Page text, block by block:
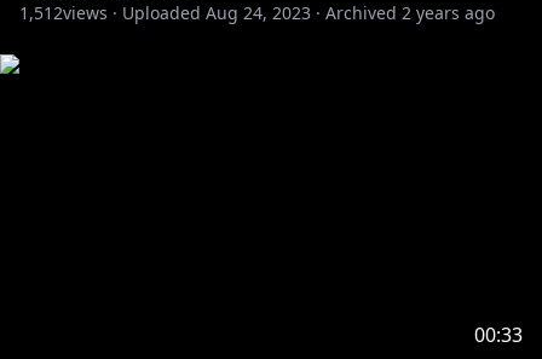
1,512views · Uploaded Aug 24, 2023 · Archived 2 years ago
00:33